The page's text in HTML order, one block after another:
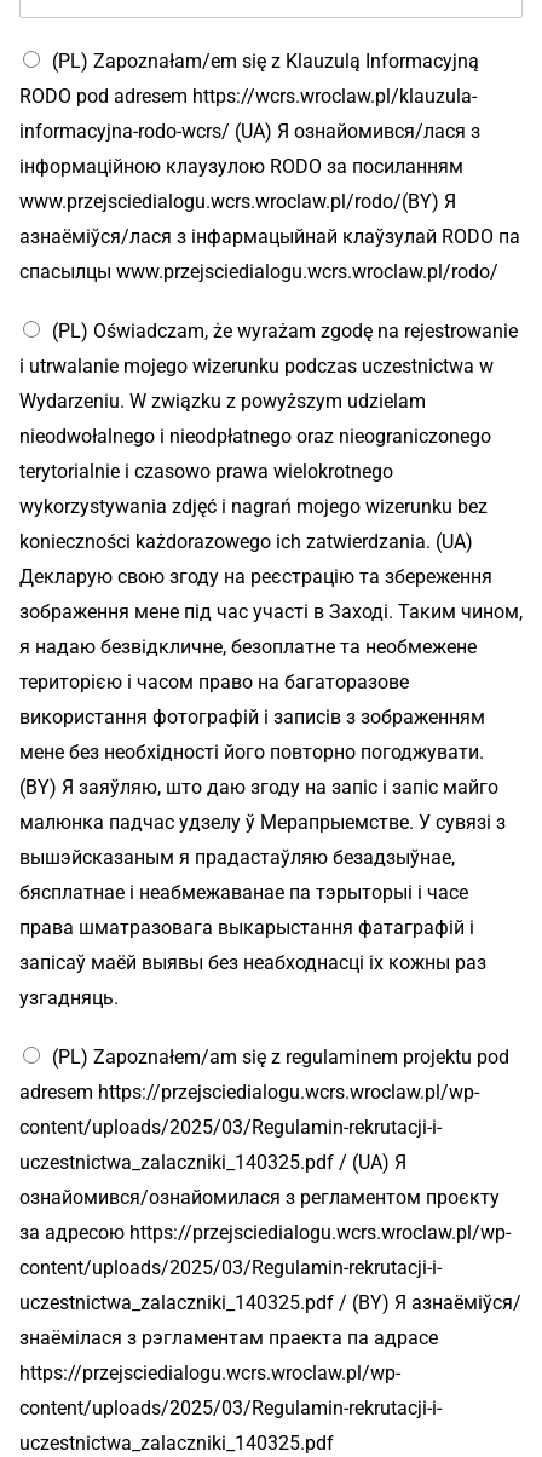
м
я
е
л
ф
о
у
(PL) Zapoznałam/em się z Klauzulą Informacyjną
RODO pod adresem https://wcrs.wroclaw.pl/klauzula-
informacyjna-rodo-wcrs/ (UA) Я ознайомився/лася з
інформаційною клаузулою RODO за посиланням
www.przejsciedialogu.wcrs.wroclaw.pl/rodo/(BY) Я
азнаёміўся/лася з інфармацыйнай клаўзулай RODO па
спасылцы www.przejsciedialogu.wcrs.wroclaw.pl/rodo/
(PL) Oświadczam, że wyrażam zgodę na rejestrowanie
i utrwalanie mojego wizerunku podczas uczestnictwa w
Wydarzeniu. W związku z powyższym udzielam
nieodwołalnego i nieodpłatnego oraz nieograniczonego
terytorialnie i czasowo prawa wielokrotnego
wykorzystywania zdjęć i nagrań mojego wizerunku bez
konieczności każdorazowego ich zatwierdzania. (UA)
Декларую свою згоду на реєстрацію та збереження
зображення мене під час участі в Заході. Таким чином,
я надаю безвідкличне, безоплатне та необмежене
територією і часом право на багаторазове
використання фотографій і записів з зображенням
мене без необхідності його повторно погоджувати.
(BY) Я заяўляю, што даю згоду на запіс і запіс майго
малюнка падчас удзелу ў Мерапрыемстве. У сувязі з
вышэйсказаным я прадастаўляю безадзыўнае,
бясплатнае і неабмежаванае па тэрыторыі і часе
права шматразовага выкарыстання фатаграфій і
запісаў маёй выявы без неабходнасці іх кожны раз
узгадняць.
(PL) Zapoznałem/am się z regulaminem projektu pod
adresem https://przejsciedialogu.wcrs.wroclaw.pl/wp-
content/uploads/2025/03/Regulamin-rekrutacji-i-
uczestnictwa_zalaczniki_140325.pdf / (UA) Я
ознайомився/ознайомилася з регламентом проєкту
за адресою https://przejsciedialogu.wcrs.wroclaw.pl/wp-
content/uploads/2025/03/Regulamin-rekrutacji-i-
uczestnictwa_zalaczniki_140325.pdf / (BY) Я азнаёміўся/
знаёмілася з рэгламентам праекта па адрасе
https://przejsciedialogu.wcrs.wroclaw.pl/wp-
content/uploads/2025/03/Regulamin-rekrutacji-i-
uczestnictwa_zalaczniki_140325.pdf